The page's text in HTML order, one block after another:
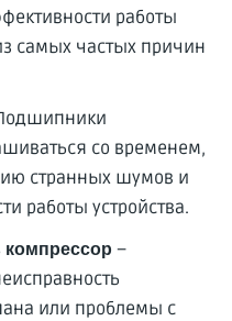
работы
самых частых причин
со временем,
странных шумов и
работы устройства.
компрессор –
или проблемы с